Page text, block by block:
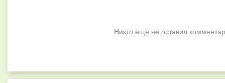
Никто ещё не оставил